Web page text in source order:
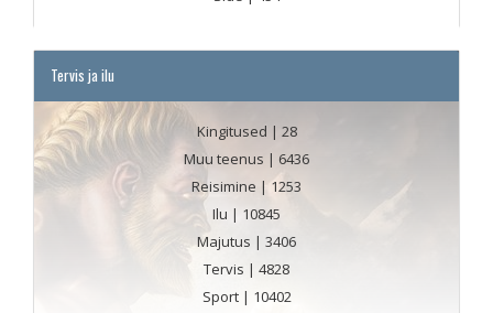
Tervis ja ilu
Kingitused | 28
Muu teenus | 6436
Reisimine | 1253
Ilu | 10845
Majutus | 3406
Tervis | 4828
Sport | 10402